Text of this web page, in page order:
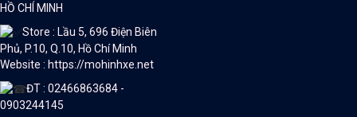
HỒ CHÍ MINH
Store : Lầu 5, 696 Điện Biên
Phủ, P.10, Q.10, Hồ Chí Minh
Website : https://mohinhxe.net
ĐT : 02466863684 -
0903244145